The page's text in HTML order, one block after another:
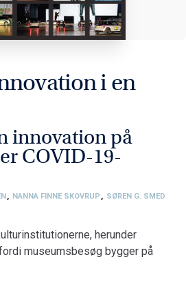
i en
innovation på
COVID-19-
, NANNA FINNE SKOVRUP, SØREN G. SMED
herunder
museumsbesøg bygger på
samvær og fysisk nærvær